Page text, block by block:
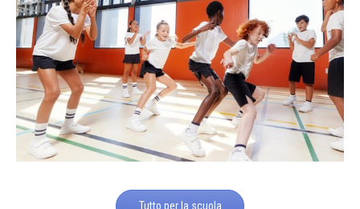
Tutto per la scuola